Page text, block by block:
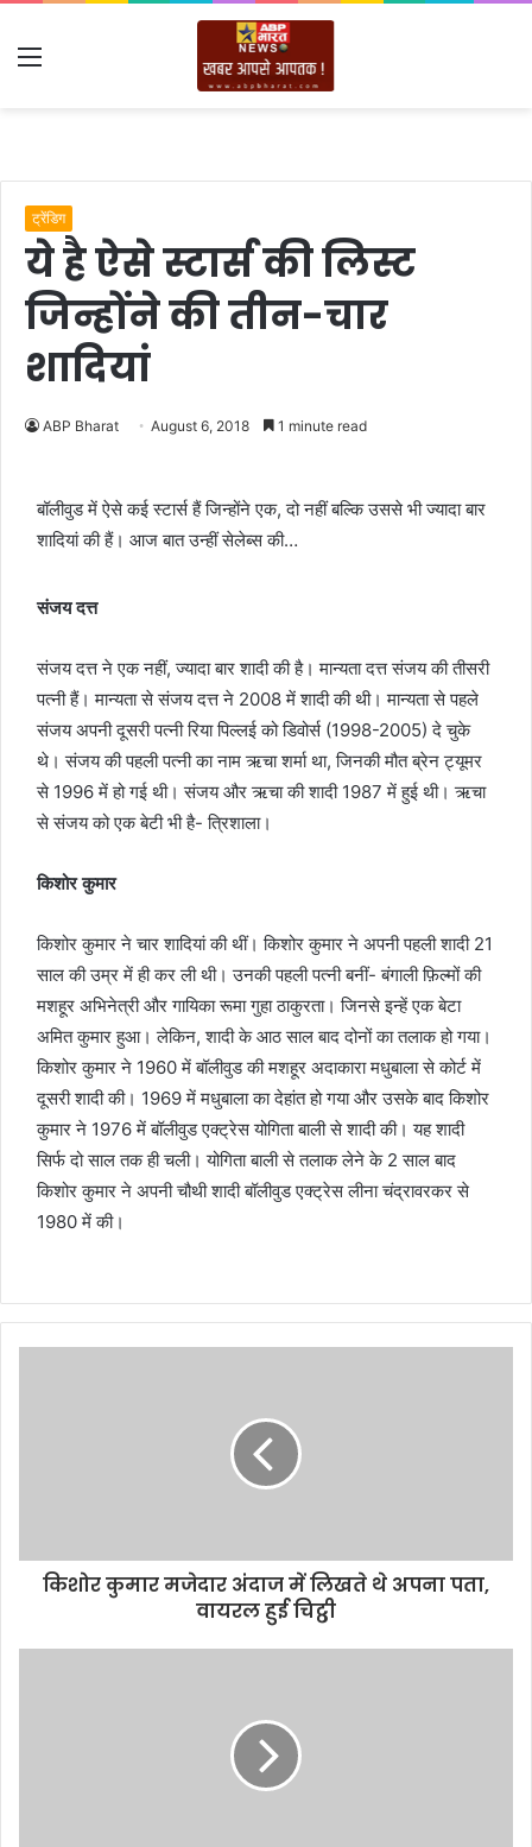
Menu
ट्रेंडिग
ये है ऐसे स्टार्स की लिस्ट
जिन्होंने की तीन-चार
शादियां
ABP Bharat August 6, 2018 1 minute read
बॉलीवुड में ऐसे कई स्टार्स हैं जिन्होंने एक, दो नहीं बल्कि उससे भी ज्यादा बार
शादियां की हैं। आज बात उन्हीं सेलेब्स की…
संजय दत्त
संजय दत्त ने एक नहीं, ज्यादा बार शादी की है। मान्यता दत्त संजय की तीसरी
पत्नी हैं। मान्यता से संजय दत्त ने 2008 में शादी की थी। मान्यता से पहले
संजय अपनी दूसरी पत्नी रिया पिल्लई को डिवोर्स (1998-2005) दे चुके
थे। संजय की पहली पत्नी का नाम ऋचा शर्मा था, जिनकी मौत ब्रेन ट्यूमर
से 1996 में हो गई थी। संजय और ऋचा की शादी 1987 में हुई थी। ऋचा
से संजय को एक बेटी भी है- त्रिशाला।
किशोर कुमार
किशोर कुमार ने चार शादियां की थीं। किशोर कुमार ने अपनी पहली शादी 21
साल की उम्र में ही कर ली थी। उनकी पहली पत्नी बनीं- बंगाली फ़िल्मों की
मशहूर अभिनेत्री और गायिका रूमा गुहा ठाकुरता। जिनसे इन्हें एक बेटा
अमित कुमार हुआ। लेकिन, शादी के आठ साल बाद दोनों का तलाक हो गया।
किशोर कुमार ने 1960 में बॉलीवुड की मशहूर अदाकारा मधुबाला से कोर्ट में
दूसरी शादी की। 1969 में मधुबाला का देहांत हो गया और उसके बाद किशोर
कुमार ने 1976 में बॉलीवुड एक्ट्रेस योगिता बाली से शादी की। यह शादी
सिर्फ दो साल तक ही चली। योगिता बाली से तलाक लेने के 2 साल बाद
किशोर कुमार ने अपनी चौथी शादी बॉलीवुड एक्ट्रेस लीना चंद्रावरकर से
1980 में की।
किशोर कुमार मजेदार अंदाज में लिखते थे अपना पता,
वायरल हुई चिट्ठी